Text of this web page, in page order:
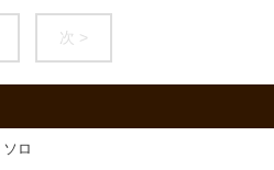
次 >
ロ